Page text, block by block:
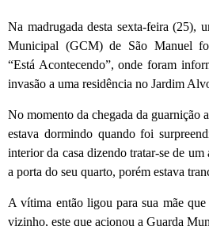
Na madrugada desta sexta-feira (25),
Municipal (GCM) de São Manuel
“Está Acontecendo”, onde foram
invasão a uma residência no Jardim
No momento da chegada da guarnição
estava dormindo quando foi
interior da casa dizendo tratar-se de um
a porta do seu quarto, porém estava
A vítima então ligou para sua mãe
vizinho, este que acionou a Guarda